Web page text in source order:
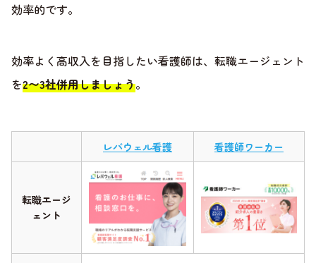
効率的です。
効率よく高収入を目指したい看護師は、転職エージェント
を2〜3社併用しましょう。
レバウェル看護 看護師ワーカー
転職エージ
ェント